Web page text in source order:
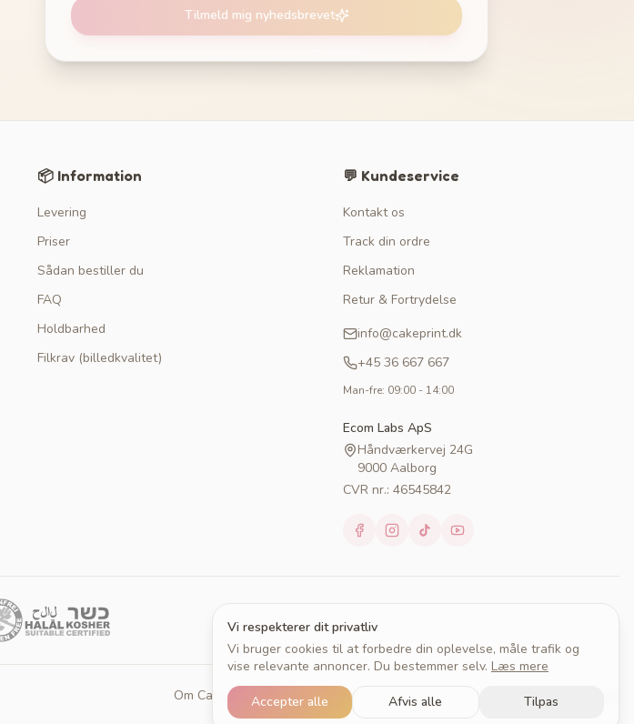
Vi respekterer dit privatliv
Vi bruger cookies til at forbedre din oplevelse, måle trafik og
vise relevante annoncer. Du bestemmer selv. Læs mere
Accepter alle Afvis alle Tilpas
Tilmeld mig nyhedsbrevet
📦 Information
Levering
Priser
Sådan bestiller du
FAQ
Holdbarhed
Filkrav (billedkvalitet)
💬 Kundeservice
Kontakt os
Track din ordre
Reklamation
Retur & Fortrydelse
info@cakeprint.dk
+45 36 667 667
Man-fre: 09:00 - 14:00
Ecom Labs ApS
Håndværkervej 24G
9000 Aalborg
CVR nr.: 46545842
Om Cakeprint Handelsbetingelser Persondatapolitik Cookies Cookieindstillinger